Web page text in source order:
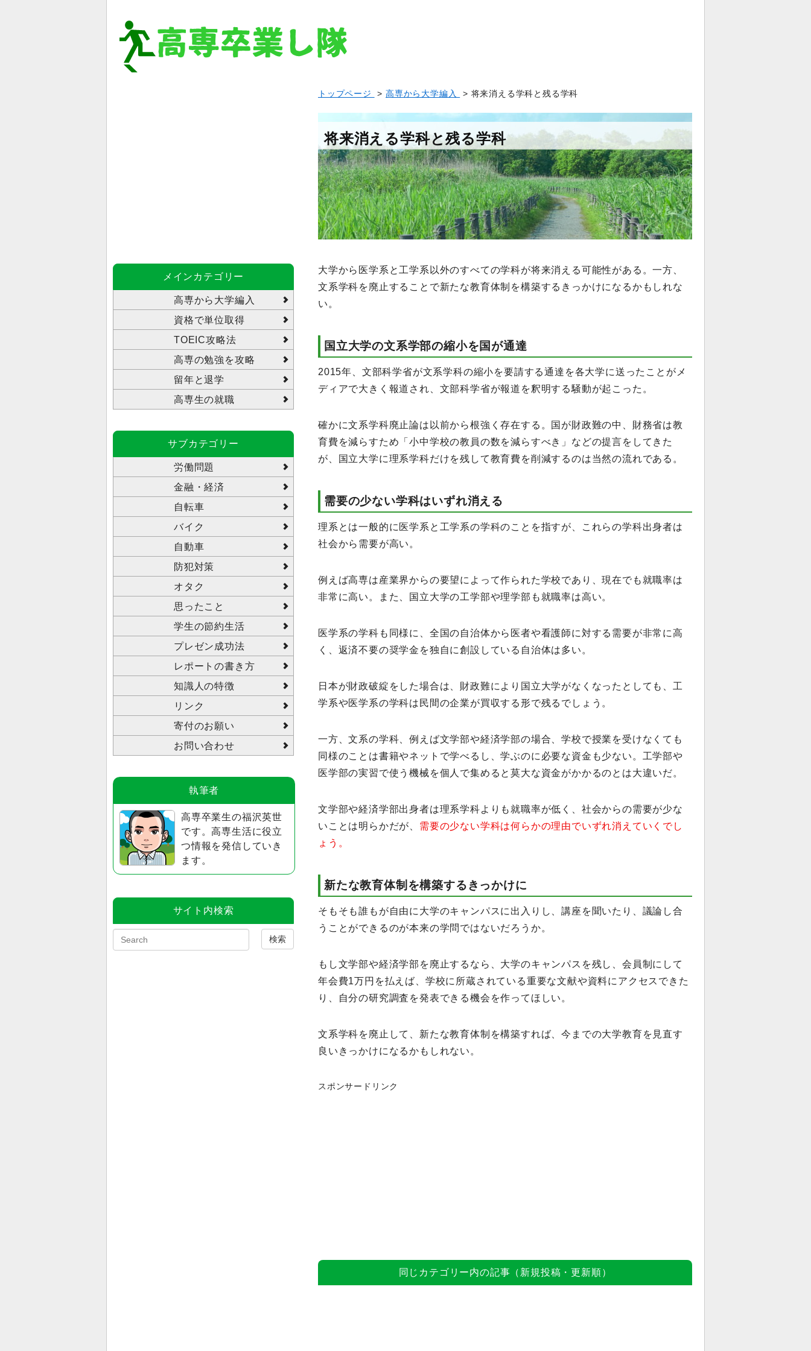
トップページ >高専から大学編入 > 将来消える学科と残る学科
将来消える学科と残る学科
大学から医学系と工学系以外のすべての学科が将来消える可能性がある。一方、
文系学科を廃止することで新たな教育体制を構築するきっかけになるかもしれな
い。
国立大学の文系学部の縮小を国が通達
2015年、文部科学省が文系学科の縮小を要請する通達を各大学に送ったことがメ
ディアで大きく報道され、文部科学省が報道を釈明する騒動が起こった。
確かに文系学科廃止論は以前から根強く存在する。国が財政難の中、財務省は教
育費を減らすため「小中学校の教員の数を減らすべき」などの提言をしてきた
が、国立大学に理系学科だけを残して教育費を削減するのは当然の流れである。
需要の少ない学科はいずれ消える
理系とは一般的に医学系と工学系の学科のことを指すが、これらの学科出身者は
社会から需要が高い。
例えば高専は産業界からの要望によって作られた学校であり、現在でも就職率は
非常に高い。また、国立大学の工学部や理学部も就職率は高い。
医学系の学科も同様に、全国の自治体から医者や看護師に対する需要が非常に高
く、返済不要の奨学金を独自に創設している自治体は多い。
日本が財政破綻をした場合は、財政難により国立大学がなくなったとしても、工
学系や医学系の学科は民間の企業が買収する形で残るでしょう。
一方、文系の学科、例えば文学部や経済学部の場合、学校で授業を受けなくても
同様のことは書籍やネットで学べるし、学ぶのに必要な資金も少ない。工学部や
医学部の実習で使う機械を個人で集めると莫大な資金がかかるのとは大違いだ。
文学部や経済学部出身者は理系学科よりも就職率が低く、社会からの需要が少な
いことは明らかだが、 需要の少ない学科は何らかの理由でいずれ消えていくでし
ょう。
新たな教育体制を構築するきっかけに
そもそも誰もが自由に大学のキャンパスに出入りし、講座を聞いたり、議論し合
うことができるのが本来の学問ではないだろうか。
もし文学部や経済学部を廃止するなら、大学のキャンパスを残し、会員制にして
年会費1万円を払えば、学校に所蔵されている重要な文献や資料にアクセスできた
り、自分の研究調査を発表できる機会を作ってほしい。
文系学科を廃止して、新たな教育体制を構築すれば、今までの大学教育を見直す
良いきっかけになるかもしれない。
スポンサードリンク
同じカテゴリー内の記事（新規投稿・更新順）
メインカテゴリー
高専から大学編入
資格で単位取得
TOEIC攻略法
高専の勉強を攻略
留年と退学
高専生の就職
サブカテゴリー
労働問題
金融・経済
自転車
バイク
自動車
防犯対策
オタク
思ったこと
学生の節約生活
プレゼン成功法
レポートの書き方
知識人の特徴
リンク
寄付のお願い
お問い合わせ
執筆者
高専卒業生の福沢英世
です。高専生活に役立
つ情報を発信していき
ます。
サイト内検索
検索